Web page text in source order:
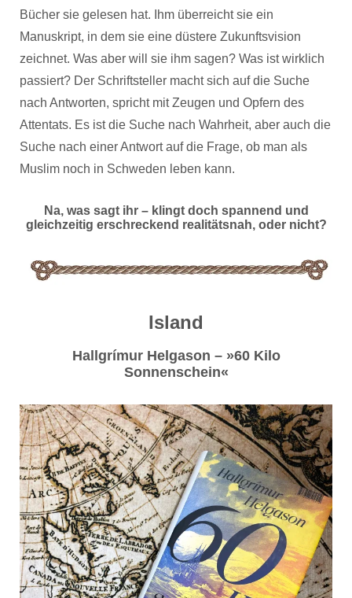
Bücher sie gelesen hat. Ihm überreicht sie ein
Manuskript, in dem sie eine düstere Zukunftsvision
zeichnet. Was aber will sie ihm sagen? Was ist wirklich
passiert? Der Schriftsteller macht sich auf die Suche
nach Antworten, spricht mit Zeugen und Opfern des
Attentats. Es ist die Suche nach Wahrheit, aber auch die
Suche nach einer Antwort auf die Frage, ob man als
Muslim noch in Schweden leben kann.
Na, was sagt ihr – klingt doch spannend und
gleichzeitig erschreckend realitätsnah, oder nicht?
Island
Hallgrímur Helgason – »60 Kilo
Sonnenschein«